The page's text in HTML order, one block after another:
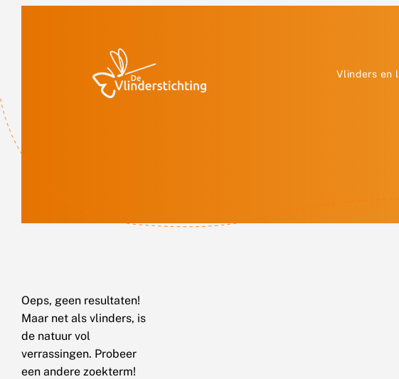
Vlinders en
Oeps, geen resultaten!
Maar net als vlinders, is
de natuur vol
verrassingen. Probeer
een andere zoekterm!